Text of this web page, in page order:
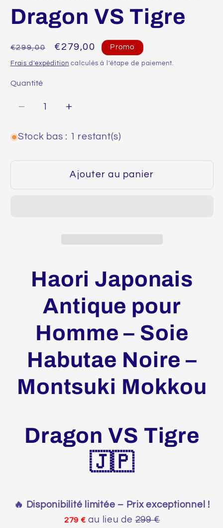
Dragon VS Tigre
Prix
habituel
€299,00
Prix
promotionnel
€279,00 Promo
Frais d'expédition calculés à l'étape de paiement.
Quantité
Quantité
Réduire
quantité
Haori
homme
Tigre
Augmenter
quantité
Haori
japonais
homme
Tigre
Stock bas : 1 restant(s)
Ajouter au panier
Haori Japonais
Antique pour
Homme – Soie
Habutae Noire –
Montsuki Mokkou
Dragon VS Tigre
🇯🇵
🔥 Disponibilité limitée – Prix exceptionnel !
279 € au lieu de299 €